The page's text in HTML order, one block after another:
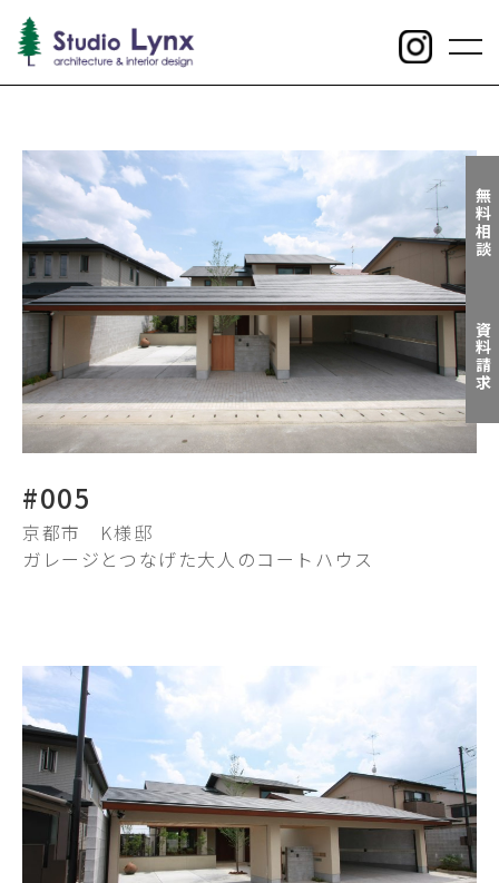
無料相談
資料請求
#005
京都市
K様邸
ガレージとつなげた大人のコートハウス